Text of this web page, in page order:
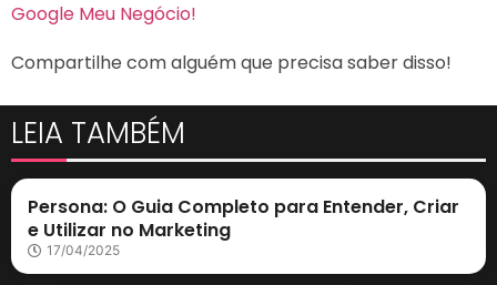
Google Meu Negócio!
Compartilhe com alguém que precisa saber disso!
LEIA TAMBÉM
Marketing Digital
Persona: O Guia Completo para Entender, Criar
e Utilizar no Marketing
17/04/2025